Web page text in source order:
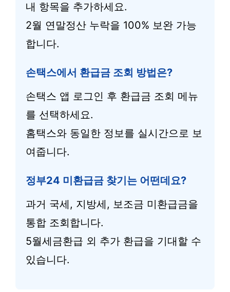
내 항목을 추가하세요.
2월 연말정산 누락을 100% 보완 가능
합니다.
손택스에서 환급금 조회 방법은?
손택스 앱 로그인 후 환급금 조회 메뉴
를 선택하세요.
홈택스와 동일한 정보를 실시간으로 보
여줍니다.
정부24 미환급금 찾기는 어떤데요?
과거 국세, 지방세, 보조금 미환급금을
통합 조회합니다.
5월세금환급 외 추가 환급을 기대할 수
있습니다.